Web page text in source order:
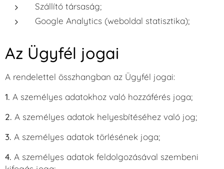
Szállító társaság;
Google Analytics (weboldal statisztika);
Az Ügyfél jogai
A rendelettel összhangban az Ügyfél jogai:
1. A személyes adatokhoz való hozzáférés joga;
2. A személyes adatok helyesbítéséhez való jog;
3. A személyes adatok törlésének joga;
4. A személyes adatok feldolgozásával szembeni